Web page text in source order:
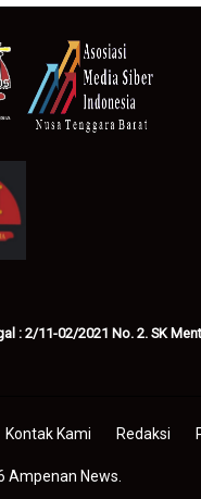
: 2/11-02/2021 No. 2. SK
Kontak Kami Redaksi
Ampenan News.